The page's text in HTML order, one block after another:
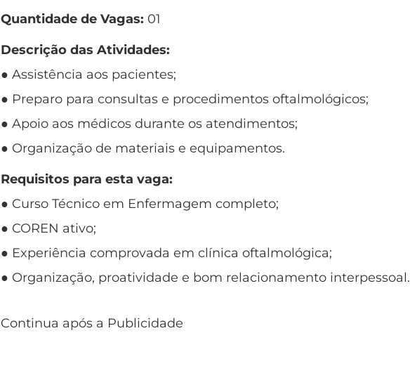
Quantidade de Vagas: 01
Descrição das Atividades:
● Assistência aos pacientes;
● Preparo para consultas e procedimentos oftalmológicos;
● Apoio aos médicos durante os atendimentos;
● Organização de materiais e equipamentos.
Requisitos para esta vaga:
● Curso Técnico em Enfermagem completo;
● COREN ativo;
● Experiência comprovada em clínica oftalmológica;
● Organização, proatividade e bom relacionamento interpessoal.
Continua após a Publicidade